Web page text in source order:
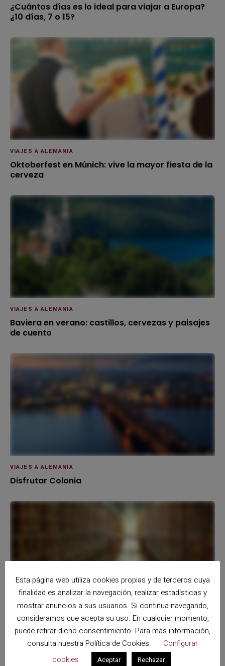
¿Cuántos días es lo ideal para viajar a Europa?
¿10 días, 7 o 15?
VIAJES A ALEMANIA
Oktoberfest en Múnich: vive la mayor fiesta de la
cerveza
VIAJES A ALEMANIA
Baviera en verano: castillos, cervezas y paisajes
de cuento
VIAJES A ALEMANIA
Disfrutar Colonia
VIAJES A ALEMANIA
Hamburgo: nuevos lugares Patrimonio de la
Humanidad
Esta página web utiliza cookies propias y de terceros cuya
finalidad es analizar la navegación, realizar estadísticas y
mostrar anuncios a sus usuarios. Si continua navegando,
consideramos que acepta su uso. En cualquier momento,
puede retirar dicho consentimiento. Para más información,
consulta nuestra Política de Cookies.
Configurar
cookies
Aceptar Rechazar